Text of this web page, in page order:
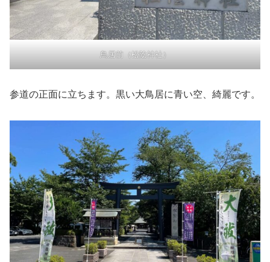
鳥居前（松陰神社）
参道の正面に立ちます。黒い大鳥居に青い空、綺麗です。